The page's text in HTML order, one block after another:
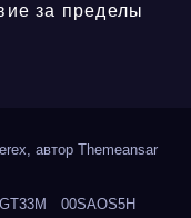
за пределы
автор Themeansar
00SAOS5H